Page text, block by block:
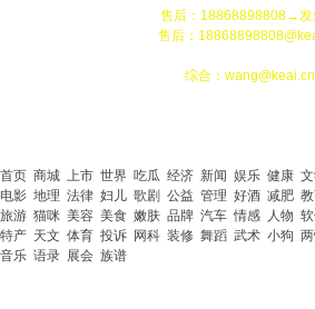
售后：18868898808→发
售后：
综合：wang@keai.cn
首页 商城 上市 世界 吃瓜 经济 新闻 娱乐 健康
电影 地理 法律 妇儿 歌剧 公益 管理 好酒 减肥
旅游 猫咪 美容 美食 嫩肤 品牌 汽车 情感 人物
特产 天文 体育 投诉 网科 装修 舞蹈 武术 小狗
音乐 语录 展会 族谱